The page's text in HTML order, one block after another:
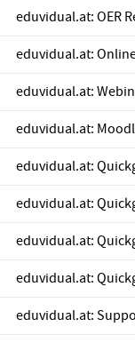
eduvidual.at: OER
eduvidual.at:
eduvidual.at:
eduvidual.at:
eduvidual.at:
eduvidual.at:
eduvidual.at:
eduvidual.at:
eduvidual.at: